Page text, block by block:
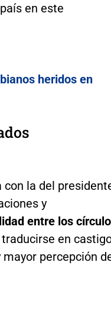
en este
heridos en
con la del
y
entre los
traducirse en
percepción